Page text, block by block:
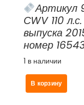
Артикул
СWV 110
выпуска
номер
1 в наличии
Количество
товара
В корзину